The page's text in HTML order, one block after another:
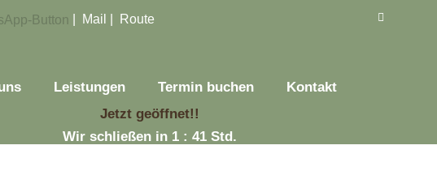
Mail Route
Leistungen Termin buchen
Kontakt
Jetzt geöffnet!!
Wir schließen in 1 : 41 Std.